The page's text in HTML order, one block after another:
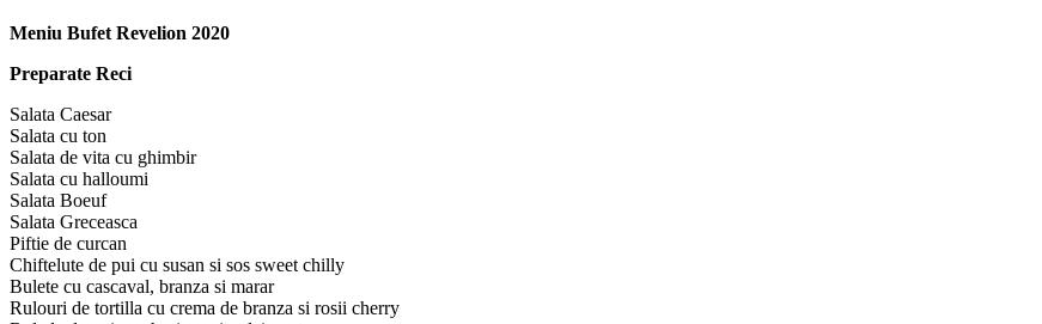
Meniu Bufet Revelion 2020
Preparate Reci
Salata Caesar
Salata cu ton
Salata de vita cu ghimbir
Salata cu halloumi
Salata Boeuf
Salata Greceasca
Piftie de curcan
Chiftelute de pui cu susan si sos sweet chilly
Bulete cu cascaval, branza si marar
Rulouri de tortilla cu crema de branza si rosii cherry